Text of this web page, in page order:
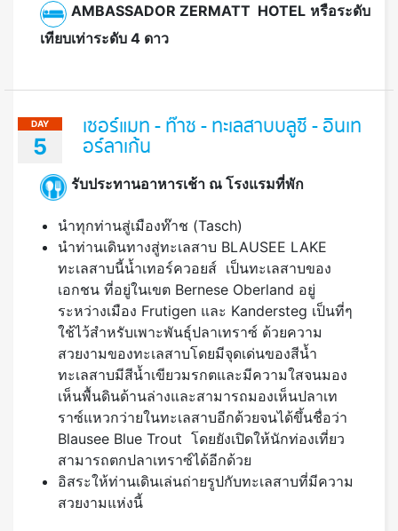
AMBASSADOR ZERMATT HOTEL หรือระดับ
เทียบเท่าระดับ 4 ดาว
DAY
5
เซอร์แมท - ท๊าซ - ทะเลสาบบลูซี - อินเท
อร์ลาเก้น
รับประทานอาหารเช้า ณ โรงแรมที่พัก
นำทุกท่านสู่เมืองท๊าช (Tasch)
นำท่านเดินทางสู่ทะเลสาบ BLAUSEE LAKE
ทะเลสาบนี้น้ำเทอร์ควอยส์ เป็นทะเลสาบของ
เอกชน ที่อยู่ในเขต Bernese Oberland อยู่
ระหว่างเมือง Frutigen และ Kandersteg เป็นที่ๆ
ใช้ไว้สำหรับเพาะพันธุ์ปลาเทราซ์ ด้วยความ
สวยงามของทะเลสาบโดยมีจุดเด่นของสีน้ำ
ทะเลสาบมีสีน้ำเขียวมรกตและมีความใสจนมอง
เห็นพื้นดินด้านล่างและสามารถมองเห็นปลาเท
ราซ์แหวกว่ายในทะเลสาบอีกด้วยจนได้ขึ้นชื่อว่า
Blausee Blue Trout โดยยังเปิดให้นักท่องเที่ยว
สามารถตกปลาเทราซ์ได้อีกด้วย
อิสระให้ท่านเดินเล่นถ่ายรูปกับทะเลสาบที่มีความ
สวยงามแห่งนี้